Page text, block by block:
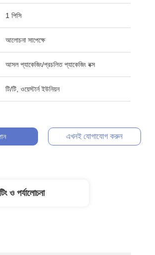
1 পিসি
আলোচনা সাপেক্ষে
আসল প্যাকেজিং/প্রচলিত প্যাকেজিং বক্স
টি/টি, ওয়েস্টার্ন ইউনিয়ন
এখনই যোগাযোগ করুন
ও পর্যালোচনা